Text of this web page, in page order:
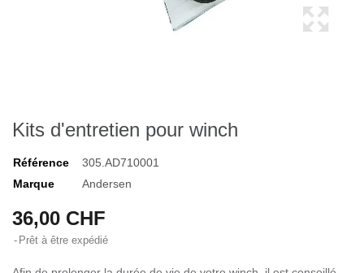
Kits d'entretien pour winch
Référence
305.AD710001
Marque
Andersen
36,00 CHF
Prêt à être expédié